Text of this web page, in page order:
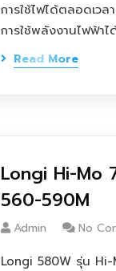
การใช้ไฟได้ตลอดเว
การใช้พลังงานไฟฟ้า
Read More
Longi Hi-Mo
560-590M
Admin No
Longi 580W รุ่น Hi-